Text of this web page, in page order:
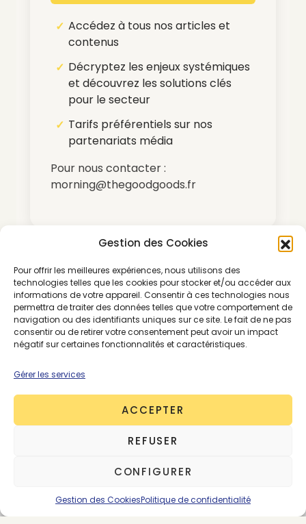
Gestion des Cookies
Pour offrir les meilleures expériences, nous utilisons des
technologies telles que les cookies pour stocker et/ou accéder aux
informations de votre appareil. Consentir à ces technologies nous
permettra de traiter des données telles que votre comportement de
navigation ou des identifiants uniques sur ce site. Le fait de ne pas
consentir ou de retirer votre consentement peut avoir un impact
négatif sur certaines fonctionnalités et caractéristiques.
Gérer les services
ACCEPTER
REFUSER
CONFIGURER
Gestion des CookiesPolitique de confidentialité
Accédez à tous nos articles et
contenus
Décryptez les enjeux systémiques
et découvrez les solutions clés
pour le secteur
Tarifs préférentiels sur nos
partenariats média
Pour nous contacter :
morning@thegoodgoods.fr
*Abonnement renouvelable par tacite
reconduction
SE CONNECTER ABONNEMENTS
PREMIUM
RETAIL